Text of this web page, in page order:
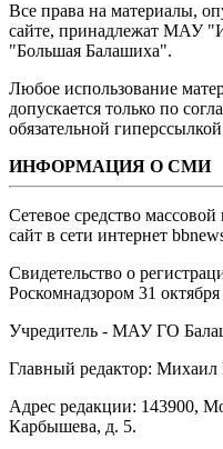
Все права на материалы,
сайте, принадлежат МАУ
"Большая Балашиха".
Любое использование
допускается только по
обязательной
ИНФОРМАЦИЯ О СМИ
Сетевое средство
сайт в сети интернет
Свидетельство о
Роскомнадзором 31 октября
Учредитель - МАУ ГО
Главный редактор:
Адрес редакции: 143900,
Карбышева, д. 5.